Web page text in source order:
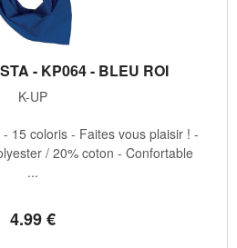
- KP064 - BLEU ROI
K-UP
4.99€
15 coloris - Faites vous plaisir ! -
/ 20% coton - Confortable
...